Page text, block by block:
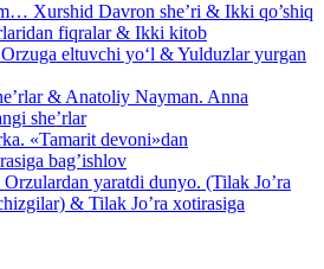
Xurshid Davron she’ri & Ikki qo’shiq
fiqralar & Ikki kitob
eltuvchi yo‘l & Yulduzlar yurgan
& Anatoliy Nayman. Anna
she’rlar
«Tamarit devoni»dan
bag’ishlov
yaratdi dunyo. (Tilak Jo’ra
& Tilak Jo’ra xotirasiga